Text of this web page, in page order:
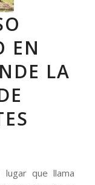
EN
LA
que llama